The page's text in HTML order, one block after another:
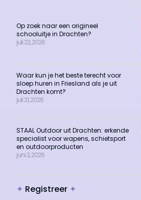
Op zoek naar een origineel
schooluitje in Drachten?
juli 22, 2026
Waar kun je het beste terecht voor
sloep huren in Friesland als je uit
Drachten komt?
juli 21, 2026
STAAL Outdoor uit Drachten: erkende
specialist voor wapens, schietsport
en outdoorproducten
juni 2, 2026
✦ Registreer ✦